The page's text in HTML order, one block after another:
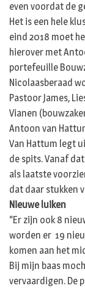
even voordat de
Het is een hele
eind 2018 moet
hierover met
portefeuille
Nicolaasberaad
Pastoor James,
Vianen
Antoon van
Van Hattum legt
de spits. Vanaf
als laatste
dat daar stukken
Nieuwe luiken
“Er zijn ook 8
worden er 19
komen aan het
Bij mijn baas
vervaardigen. De